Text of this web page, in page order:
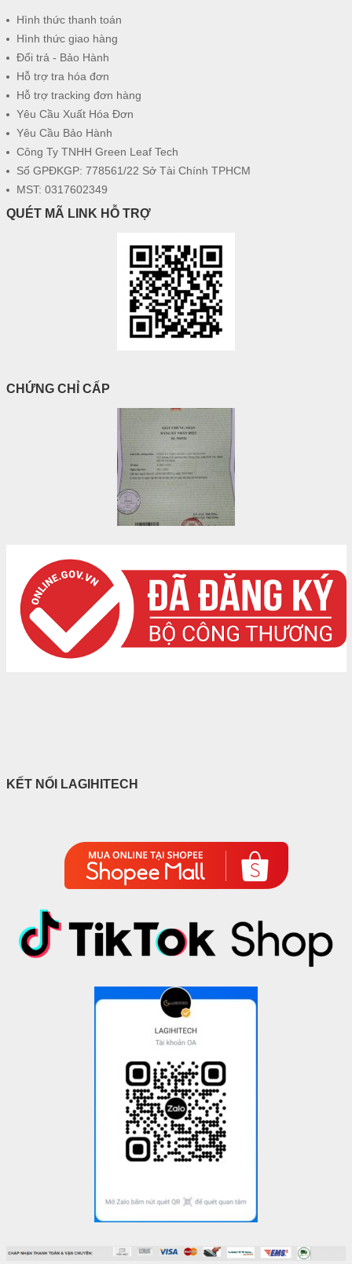
Hình thức thanh toán
Hình thức giao hàng
Đổi trả - Bảo Hành
Hỗ trợ tra hóa đơn
Hỗ trợ tracking đơn hàng
Yêu Cầu Xuất Hóa Đơn
Yêu Cầu Bảo Hành
Công Ty TNHH Green Leaf Tech
Số GPĐKGP: 778561/22 Sở Tài Chính TPHCM
MST: 0317602349
QUÉT MÃ LINK HỖ TRỢ
CHỨNG CHỈ CẤP
KẾT NỐI LAGIHITECH